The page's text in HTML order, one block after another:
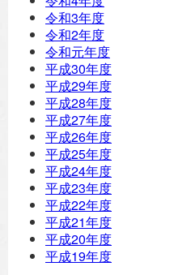
令和3年度
令和2年度
令和元年度
平成30年度
平成29年度
平成28年度
平成27年度
平成26年度
平成25年度
平成24年度
平成23年度
平成22年度
平成21年度
平成20年度
平成19年度